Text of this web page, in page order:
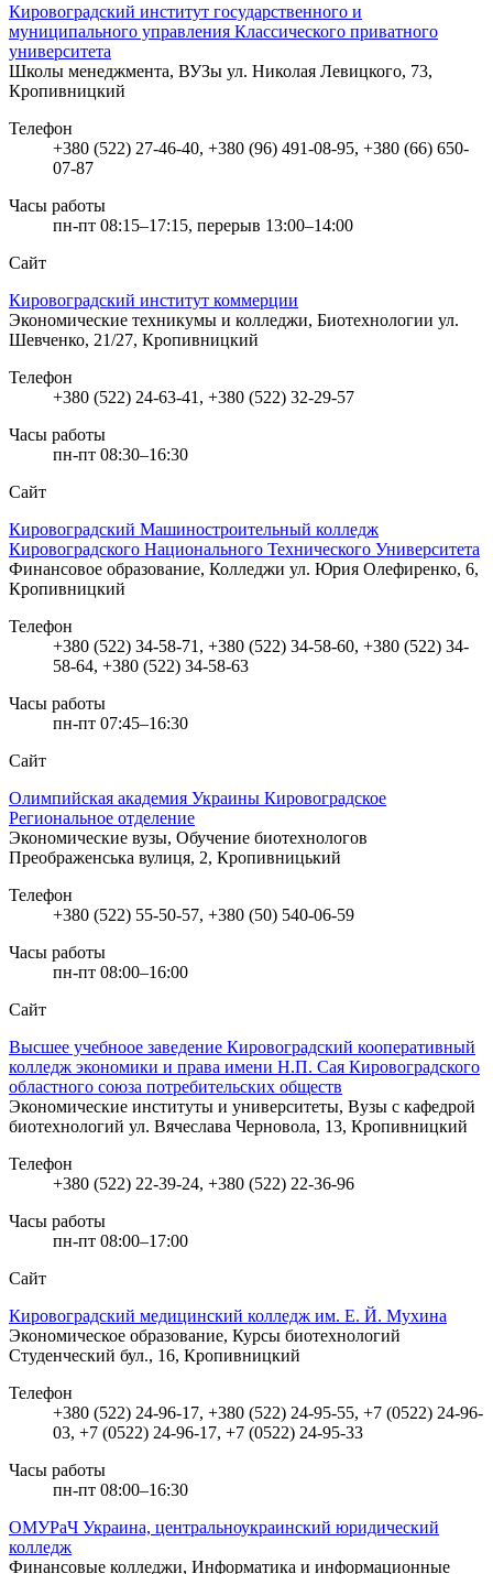
Кировоградский институт государственного и
муниципального управления Классического приватного
университета
Школы менеджмента, ВУЗы ул. Николая Левицкого, 73,
Кропивницкий
Телефон
+380 (522) 27-46-40, +380 (96) 491-08-95, +380 (66) 650-
07-87
Часы работы
пн-пт 08:15–17:15, перерыв 13:00–14:00
Сайт
Кировоградский институт коммерции
Экономические техникумы и колледжи, Биотехнологии ул.
Шевченко, 21/27, Кропивницкий
Телефон
+380 (522) 24-63-41, +380 (522) 32-29-57
Часы работы
пн-пт 08:30–16:30
Сайт
Кировоградский Машиностроительный колледж
Кировоградского Национального Технического Университета
Финансовое образование, Колледжи ул. Юрия Олефиренко, 6,
Кропивницкий
Телефон
+380 (522) 34-58-71, +380 (522) 34-58-60, +380 (522) 34-
58-64, +380 (522) 34-58-63
Часы работы
пн-пт 07:45–16:30
Сайт
Олимпийская академия Украины Кировоградское
Региональное отделение
Экономические вузы, Обучение биотехнологов
Преображенська вулиця, 2, Кропивницький
Телефон
+380 (522) 55-50-57, +380 (50) 540-06-59
Часы работы
пн-пт 08:00–16:00
Сайт
Высшее учебноое заведение Кировоградский кооперативный
колледж экономики и права имени Н.П. Сая Кировоградского
областного союза потребительских обществ
Экономические институты и университеты, Вузы с кафедрой
биотехнологий ул. Вячеслава Черновола, 13, Кропивницкий
Телефон
+380 (522) 22-39-24, +380 (522) 22-36-96
Часы работы
пн-пт 08:00–17:00
Сайт
Кировоградский медицинский колледж им. Е. Й. Мухина
Экономическое образование, Курсы биотехнологий
Студенческий бул., 16, Кропивницкий
Телефон
+380 (522) 24-96-17, +380 (522) 24-95-55, +7 (0522) 24-96-
03, +7 (0522) 24-96-17, +7 (0522) 24-95-33
Часы работы
пн-пт 08:00–16:30
ОМУРаЧ Украина, центральноукраинский юридический
колледж
Финансовые колледжи, Информатика и информационные